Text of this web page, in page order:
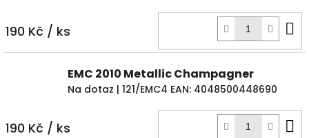
190 Kč / ks
EMC 2010 Metallic Champagner
Na dotaz | 121/EMC4 EAN: 4048500448690
190 Kč / ks